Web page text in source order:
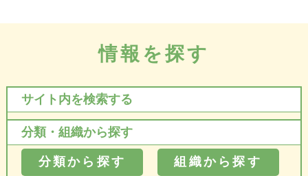
情報を探す
サイト内を検索する
分類・組織から探す
分類から探す 組織から探す